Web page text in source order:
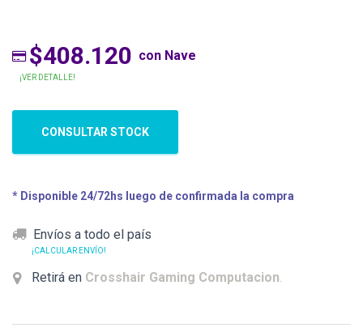
$408.120 con Nave
¡VER DETALLE!
CONSULTAR STOCK
* Disponible 24/72hs luego de confirmada la compra
Envíos a todo el país
¡CALCULAR ENVÍO!
Retirá en Crosshair Gaming Computacion.